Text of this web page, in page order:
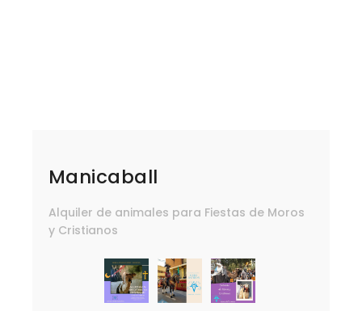
Manicaball
Alquiler de animales para Fiestas de Moros
y Cristianos